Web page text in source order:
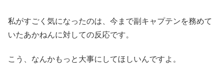
私がすごく気になったのは、今まで副キャプテンを務めて
いたあかねんに対しての反応です。
こう、なんかもっと大事にしてほしいんですよ。